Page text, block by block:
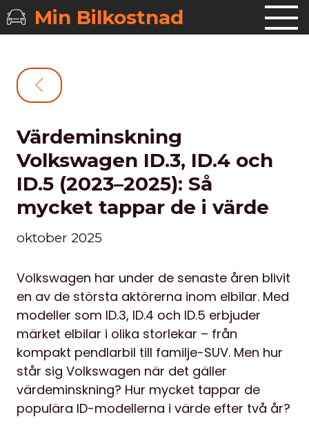
Min Bilkostnad
Värdeminskning
Volkswagen ID.3, ID.4 och
ID.5 (2023–2025): Så
mycket tappar de i värde
oktober 2025
Volkswagen har under de senaste åren blivit
en av de största aktörerna inom elbilar. Med
modeller som ID.3, ID.4 och ID.5 erbjuder
märket elbilar i olika storlekar – från
kompakt pendlarbil till familje-SUV. Men hur
står sig Volkswagen när det gäller
värdeminskning? Hur mycket tappar de
populära ID-modellerna i värde efter två år?